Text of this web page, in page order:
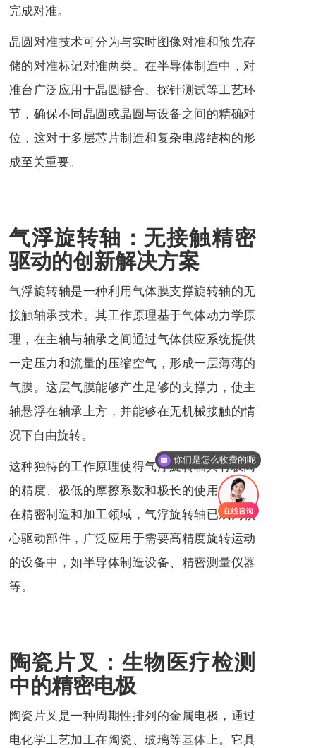
完成对准。
晶圆对准技术可分为与实时图像对准和预先存
储的对准标记对准两类。在半导体制造中，对
准台广泛应用于晶圆键合、探针测试等工艺环
节，确保不同晶圆或晶圆与设备之间的精确对
位，这对于多层芯片制造和复杂电路结构的形
成至关重要。
气浮旋转轴：无接触精密
驱动的创新解决方案
气浮旋转轴是一种利用气体膜支撑旋转轴的无
接触轴承技术。其工作原理基于气体动力学原
理，在主轴与轴承之间通过气体供应系统提供
一定压力和流量的压缩空气，形成一层薄薄的
气膜。这层气膜能够产生足够的支撑力，使主
轴悬浮在轴承上方，并能够在无机械接触的情
况下自由旋转。
这种独特的工作原理使得气浮旋转轴具有极高
的精度、极低的摩擦系数和极长的使用寿命。
在精密制造和加工领域，气浮旋转轴已成为核
心驱动部件，广泛应用于需要高精度旋转运动
的设备中，如半导体制造设备、精密测量仪器
等。
陶瓷片叉：生物医疗检测
中的精密电极
陶瓷片叉是一种周期性排列的金属电极，通过
电化学工艺加工在陶瓷、玻璃等基体上。它具
你们是怎么收费的呢